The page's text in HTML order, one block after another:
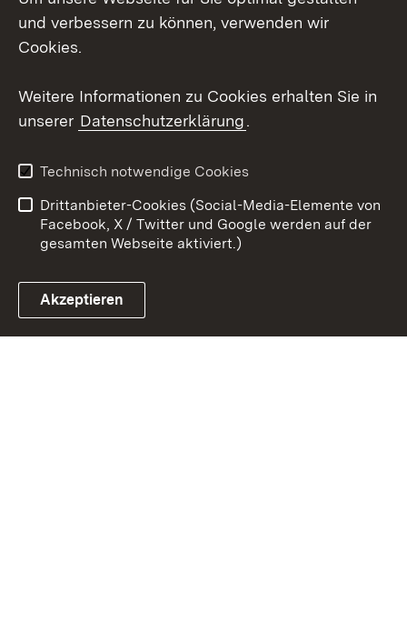
Link zum Landesportal
Barrierefreiheit
Benutzungshinweise
Impressum
Cookies
und verbessern zu können, verwenden wir
Cookies.
Weitere Informationen zu Cookies erhalten Sie in
unserer Datenschutzerklärung.
Technisch notwendige Cookies
Drittanbieter-Cookies (Social-Media-Elemente von
Facebook, X / Twitter und Google werden auf der
gesamten Webseite aktiviert.)
Akzeptieren